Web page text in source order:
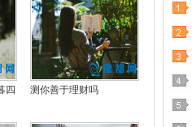
四 测你善于理财吗